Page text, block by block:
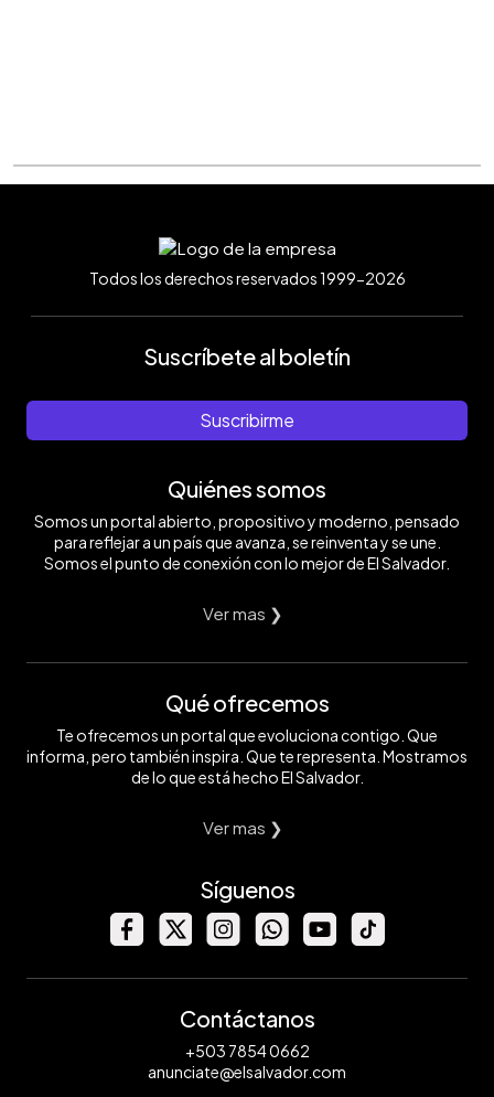
Todos los derechos reservados 1999-2026
Suscríbete al boletín
Suscribirme
Quiénes somos
Somos un portal abierto, propositivo y moderno, pensado
para reflejar a un país que avanza, se reinventa y se une.
Somos el punto de conexión con lo mejor de El Salvador.
Ver mas ❯
Qué ofrecemos
Te ofrecemos un portal que evoluciona contigo. Que
informa, pero también inspira. Que te representa. Mostramos
de lo que está hecho El Salvador.
Ver mas ❯
Síguenos
Contáctanos
+503 7854 0662
anunciate@elsalvador.com